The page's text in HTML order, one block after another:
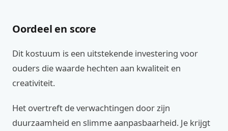
Oordeel en score
Dit kostuum is een uitstekende investering voor
ouders die waarde hechten aan kwaliteit en
creativiteit.
Het overtreft de verwachtingen door zijn
duurzaamheid en slimme aanpasbaarheid. Je krijgt